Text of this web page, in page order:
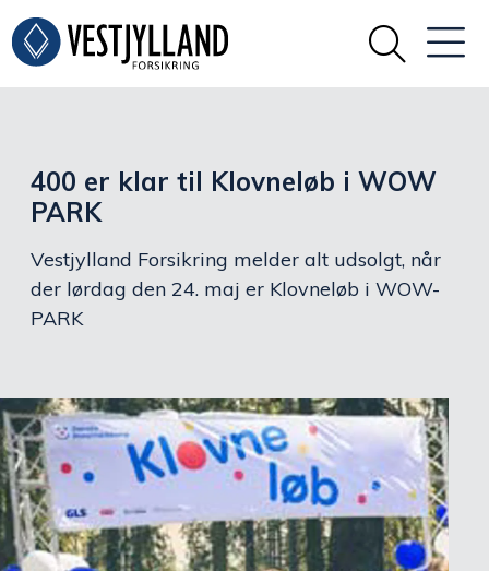
400 er klar til Klovneløb i WOW
PARK
Vestjylland Forsikring melder alt udsolgt, når
der lørdag den 24. maj er Klovneløb i WOW-
PARK